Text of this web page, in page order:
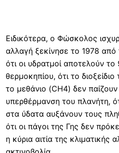
Ειδικότερα, ο Φώσκολος
αλλαγή ξεκίνησε το 1978
ότι οι υδρατμοί αποτελούν
θερμοκηπίου, ότι το
το μεθάνιο (CH4) δεν
υπερθέρμανση του πλανήτη,
στα ύδατα αυξάνουν τους
ότι οι πάγοι της Γης δεν
η κύρια αιτία της κλιματικής